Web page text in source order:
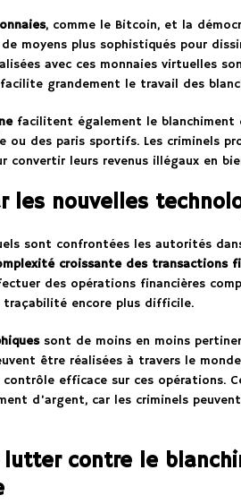
, comme le Bitcoin, et la
moyens plus sophistiqués pour
avec ces monnaies virtuelles
grandement le travail des
facilitent également le blanchiment
ou des paris sportifs. Les criminels
leurs revenus illégaux en
les nouvelles
sont confrontées les autorités
croissante des transactions
des opérations financières
encore plus difficile.
sont de moins en moins
être réalisées à travers le
efficace sur ces opérations.
d’argent, car les criminels
contre le